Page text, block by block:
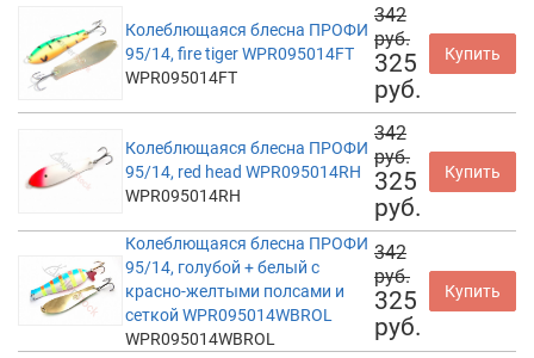
Колеблющаяся блесна ПРОФИ
95/14, fire tiger WPR095014FT
WPR095014FT
342
руб.
325
руб.
Купить
Колеблющаяся блесна ПРОФИ
95/14, red head WPR095014RH
WPR095014RH
342
руб.
325
руб.
Купить
Колеблющаяся блесна ПРОФИ
95/14, голубой + белый с
красно-желтыми полсами и
сеткой WPR095014WBROL
WPR095014WBROL
342
руб.
325
руб.
Купить